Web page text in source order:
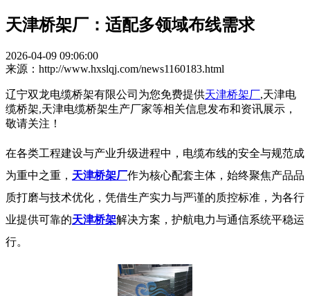
天津桥架厂：适配多领域布线需求
2026-04-09 09:06:00
来源：http://www.hxslqj.com/news1160183.html
辽宁双龙电缆桥架有限公司为您免费提供天津桥架厂,天津电
缆桥架,天津电缆桥架生产厂家等相关信息发布和资讯展示，
敬请关注！
在各类工程建设与产业升级进程中，电缆布线的安全与规范成
为重中之重， 天津桥架厂作为核心配套主体，始终聚焦产品品
质打磨与技术优化，凭借生产实力与严谨的质控标准，为各行
业提供可靠的天津桥架解决方案，护航电力与通信系统平稳运
行。